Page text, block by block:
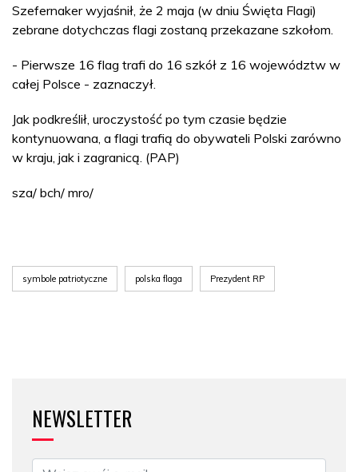
Szefernaker wyjaśnił, że 2 maja (w dniu Święta Flagi)
zebrane dotychczas flagi zostaną przekazane szkołom.
- Pierwsze 16 flag trafi do 16 szkół z 16 województw w
całej Polsce - zaznaczył.
Jak podkreślił, uroczystość po tym czasie będzie
kontynuowana, a flagi trafią do obywateli Polski zarówno
w kraju, jak i zagranicą. (PAP)
sza/ bch/ mro/
symbole patriotyczne polska flaga Prezydent RP
NEWSLETTER